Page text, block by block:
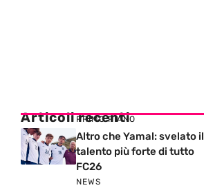
Articoli recenti
PRIMO PIANO
Altro che Yamal: svelato il
talento più forte di tutto
FC26
NEWS